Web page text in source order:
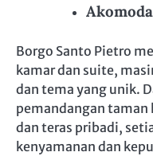
Borgo Santo Pietro
kamar dan suite,
dan tema yang unik.
pemandangan taman
dan teras pribadi,
kenyamanan dan